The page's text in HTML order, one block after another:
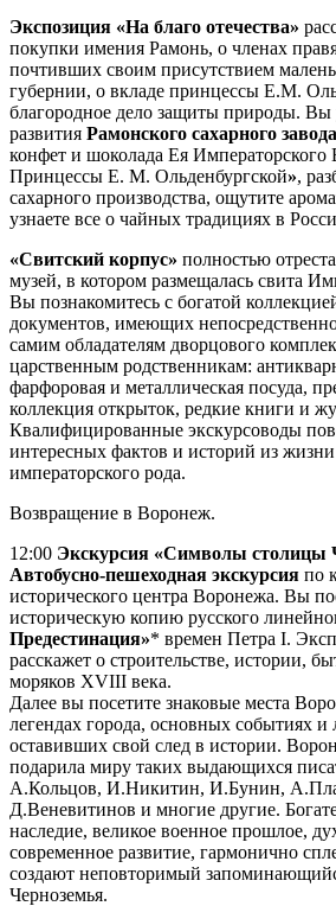
Экспозиция «На благо отечества»
покупки имения Рамонь, о членах
почтивших своим присутствием
губернии, о вкладе принцессы Е.М.
благородное дело защиты природы. Вы
развития Рамонского сахарного завода
конфет и шоколада Ея Императорского
Принцессы Е. М. Ольденбургской»,
сахарного производства, ощутите
узнаете все о чайных традициях в
«Свитский корпус» полностью
музей, в котором размещалась свита
Вы познакомитесь с богатой
документов, имеющих
самим обладателям дворцового
царственным родственникам:
фарфоровая и металлическая посуда,
коллекция открыток, редкие книги и
Квалифицированные экскурсоводы
интересных фактов и историй из
императорского рода.
Возвращение в Воронеж.
12:00 Экскурсия «Символы столицы
Автобусно-пешеходная экскурсия по
исторического центра Воронежа. Вы
историческую копию русского
Предестинация»* времен Петра I.
расскажет о строительстве, истории,
моряков XVIII века.
Далее вы посетите знаковые места
легендах города, основных событиях
оставивших свой след в истории.
подарила миру таких выдающихся
А.Кольцов, И.Никитин, И.Бунин,
Д.Веневитинов и многие другие.
наследие, великое военное прошлое,
современное развитие, гармонично
создают неповторимый
Черноземья.